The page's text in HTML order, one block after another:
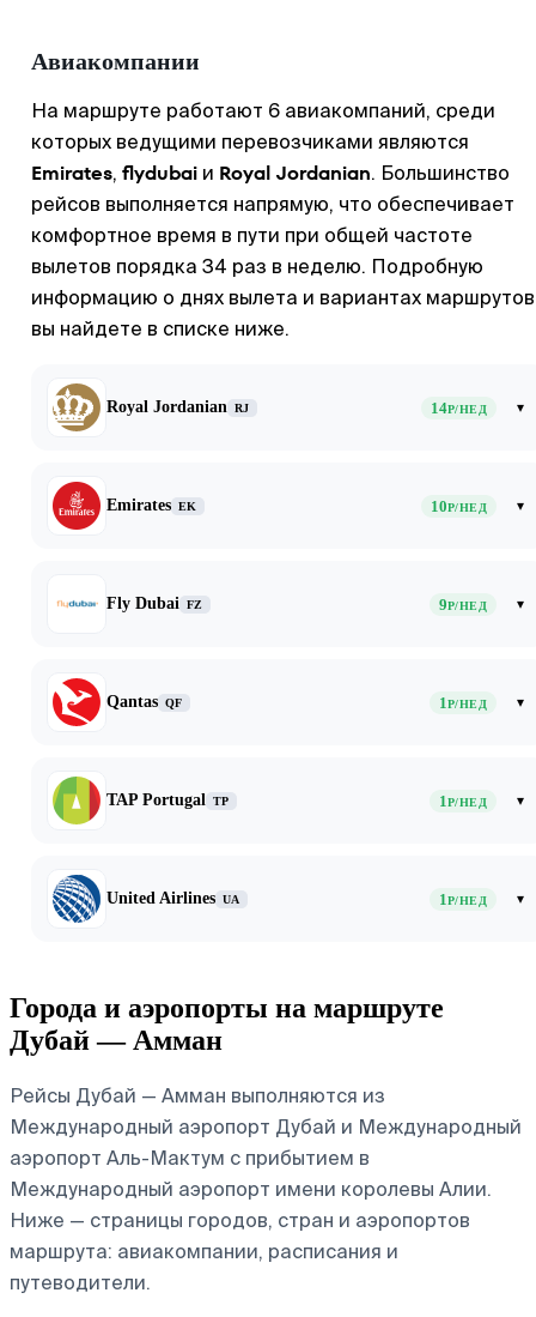
Авиакомпании
На маршруте работают 6 авиакомпаний, среди
которых ведущими перевозчиками являются
Emirates, flydubai и Royal Jordanian. Большинство
рейсов выполняется напрямую, что обеспечивает
комфортное время в пути при общей частоте
вылетов порядка 34 раз в неделю. Подробную
информацию о днях вылета и вариантах маршрутов
вы найдете в списке ниже.
Royal Jordanian RJ 14Р/НЕД ▾
Emirates EK 10Р/НЕД ▾
Fly Dubai FZ 9Р/НЕД ▾
Qantas QF 1Р/НЕД ▾
TAP Portugal TP 1Р/НЕД ▾
United Airlines UA 1Р/НЕД ▾
Города и аэропорты на маршруте
Дубай — Амман
Рейсы Дубай — Амман выполняются из
Международный аэропорт Дубай и Международный
аэропорт Аль-Мактум с прибытием в
Международный аэропорт имени королевы Алии.
Ниже — страницы городов, стран и аэропортов
маршрута: авиакомпании, расписания и
путеводители.